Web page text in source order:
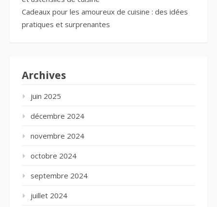
Cadeaux pour les amoureux de cuisine : des idées
pratiques et surprenantes
Archives
juin 2025
décembre 2024
novembre 2024
octobre 2024
septembre 2024
juillet 2024